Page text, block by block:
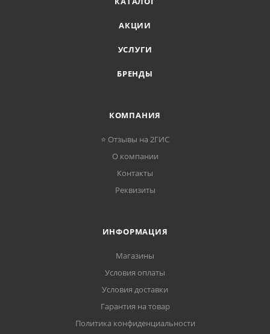
АКЦИИ
УСЛУГИ
БРЕНДЫ
КОМПАНИЯ
⭐ Отзывы на 2ГИС
О компании
Контакты
Реквизиты
ИНФОРМАЦИЯ
Магазины
Условия оплаты
Условия доставки
Гарантия на товар
Политика конфиденциальности